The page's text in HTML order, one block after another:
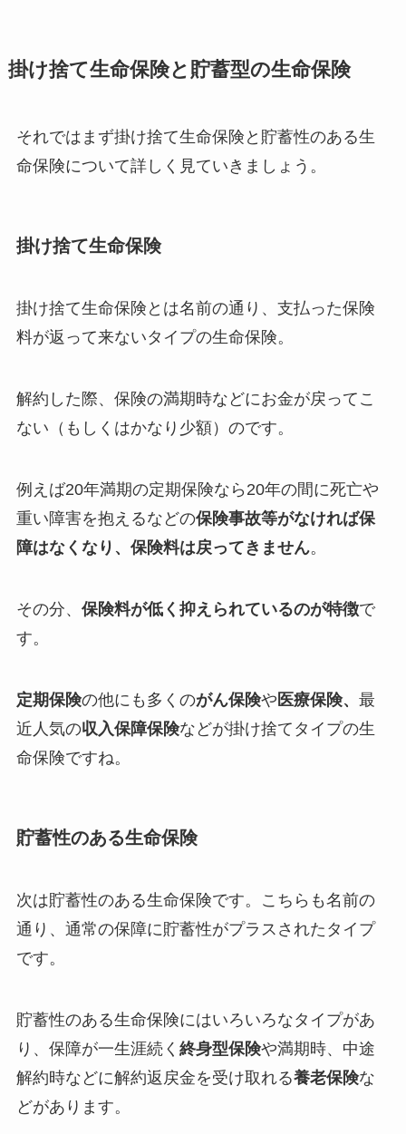
掛け捨て生命保険と貯蓄型の生命保険
それではまず掛け捨て生命保険と貯蓄性のある生
命保険について詳しく見ていきましょう。
掛け捨て生命保険
掛け捨て生命保険とは名前の通り、支払った保険
料が返って来ないタイプの生命保険。
解約した際、保険の満期時などにお金が戻ってこ
ない（もしくはかなり少額）のです。
例えば20年満期の定期保険なら20年の間に死亡や
重い障害を抱えるなどの保険事故等がなければ保
障はなくなり、保険料は戻ってきません。
その分、 保険料が低く抑えられているのが特徴で
す。
定期保険の他にも多くのがん保険や 医療保険、 最
近人気の収入保障保険などが掛け捨てタイプの生
命保険ですね。
貯蓄性のある生命保険
次は貯蓄性のある生命保険です。こちらも名前の
通り、通常の保障に貯蓄性がプラスされたタイプ
です。
貯蓄性のある生命保険にはいろいろなタイプがあ
り、保障が一生涯続く 終身型保険や満期時、中途
解約時などに解約返戻金を受け取れる養老保険な
どがあります。